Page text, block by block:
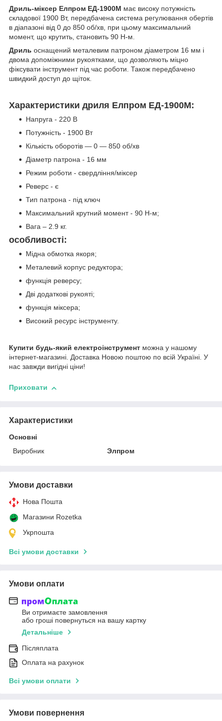
Дриль-міксер Елпром ЕД-1900М має високу потужність
складової 1900 Вт, передбачена система регулювання обертів
в діапазоні від 0 до 850 об/хв, при цьому максимальний
момент, що крутить, становить 90 Н-м.
Дриль оснащений металевим патроном діаметром 16 мм і
двома допоміжними рукоятками, що дозволяють міцно
фіксувати інструмент під час роботи. Також передбачено
швидкий доступ до щіток.
Характеристики дриля Елпром ЕД-1900М:
Напруга - 220 В
Потужність - 1900 Вт
Кількість оборотів — 0 — 850 об/хв
Діаметр патрона - 16 мм
Режим роботи - свердління/міксер
Реверс - є
Тип патрона - під ключ
Максимальний крутний момент - 90 Н-м;
Вага – 2.9 кг.
особливості:
Мідна обмотка якоря;
Металевий корпус редуктора;
функція реверсу;
Дві додаткові рукояті;
функція міксера;
Високий ресурс інструменту.
Купити будь-який електроінструмент можна у нашому
інтернет-магазині. Доставка Новою поштою по всій Україні. У
нас завжди вигідні ціни!
Приховати
Характеристики
Основні
Виробник
Элпром
Умови доставки
Нова Пошта
Магазини Rozetka
Укрпошта
Всі умови доставки
Умови оплати
Ви отримаєте замовлення
або гроші повернуться на вашу картку
Детальніше
Післяплата
Оплата на рахунок
Всі умови оплати
Умови повернення